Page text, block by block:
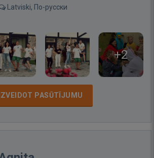
Latviski, По-русски
+2
PASŪTĪJUMU